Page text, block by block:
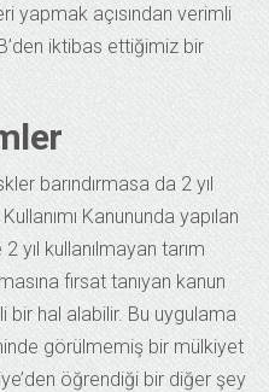
yapmak açısından verimli
iktibas ettiğimiz bir
barındırmasa da 2 yıl
Kanununda yapılan
yıl kullanılmayan tarım
fırsat tanıyan kanun
bir hal alabilir. Bu uygulama
görülmemiş bir mülkiyet
öğrendiği bir diğer şey